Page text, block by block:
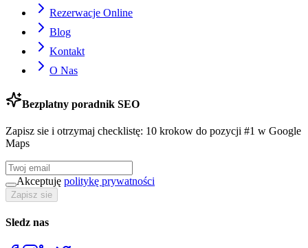
Rezerwacje Online
Blog
Kontakt
O Nas
Bezplatny poradnik SEO
Zapisz sie i otrzymaj checklistę: 10 krokow do pozycji #1 w Google
Maps
Akceptuję politykę prywatności
Zapisz sie
Sledz nas